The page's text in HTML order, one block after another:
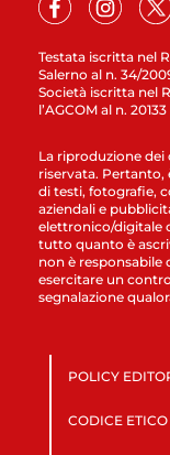
Testata iscritta nel
Salerno al n. 34/
Società iscritta nel
l’AGCOM al n. 20133
La riproduzione dei
riservata. Pertanto,
di testi, fotografie,
aziendali e
elettronico/digitale
tutto quanto è
non è
esercitare un
segnalazione
POLICY
CODICE